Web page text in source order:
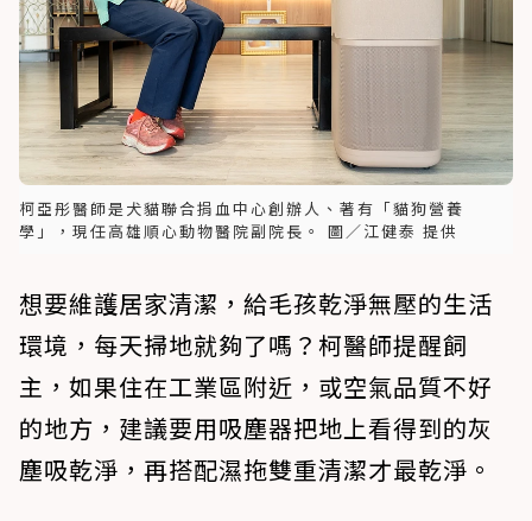
柯亞彤醫師是犬貓聯合捐血中心創辦人、著有「貓狗營養
學」，現任高雄順心動物醫院副院長。 圖／江健泰 提供
想要維護居家清潔，給毛孩乾淨無壓的生活
環境，每天掃地就夠了嗎？柯醫師提醒飼
主，如果住在工業區附近，或空氣品質不好
的地方，建議要用吸塵器把地上看得到的灰
塵吸乾淨，再搭配濕拖雙重清潔才最乾淨。